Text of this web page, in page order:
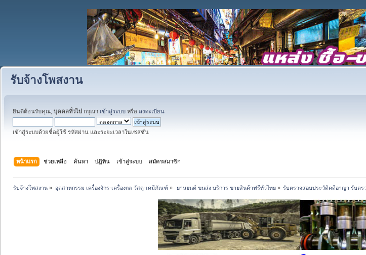
รับจ้างโพสงาน
ยินดีต้อนรับคุณ, บุคคลทั่วไป กรุณา เข้าสู่ระบบ หรือ ลงทะเบียน
เข้าสู่ระบบด้วยชื่อผู้ใช้ รหัสผ่าน และระยะเวลาในเซสชั่น
หน้าแรก ช่วยเหลือ ค้นหา ปฏิทิน เข้าสู่ระบบ สมัครสมาชิก
รับจ้างโพสงาน » อุตสาหกรรม เครื่องจักร-เครื่องกล วัสดุ-เคมีภัณฑ์ » ยานยนต์ ขนส่ง บริการ ขายสินค้าฟรีทั่วไทย» รับตรวจสอบประวัติคดีอาญา รับตร